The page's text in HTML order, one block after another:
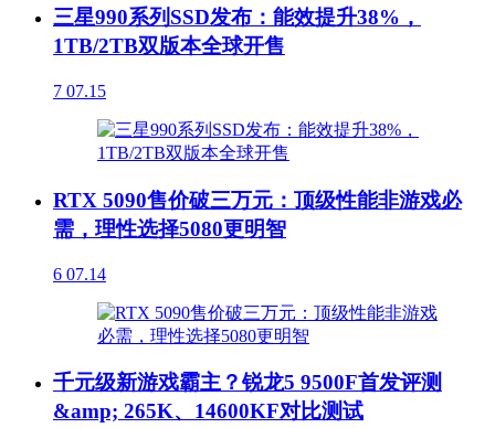
三星990系列SSD发布：能效提升38%，
1TB/2TB双版本全球开售
7 07.15
RTX 5090售价破三万元：顶级性能非游戏必
需，理性选择5080更明智
6 07.14
千元级新游戏霸主？锐龙5 9500F首发评测
&amp; 265K、14600KF对比测试